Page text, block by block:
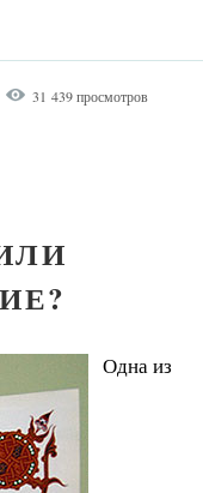
31 439 просмотров
Одна из